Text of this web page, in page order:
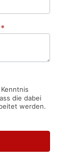
*
die dabei
werden.